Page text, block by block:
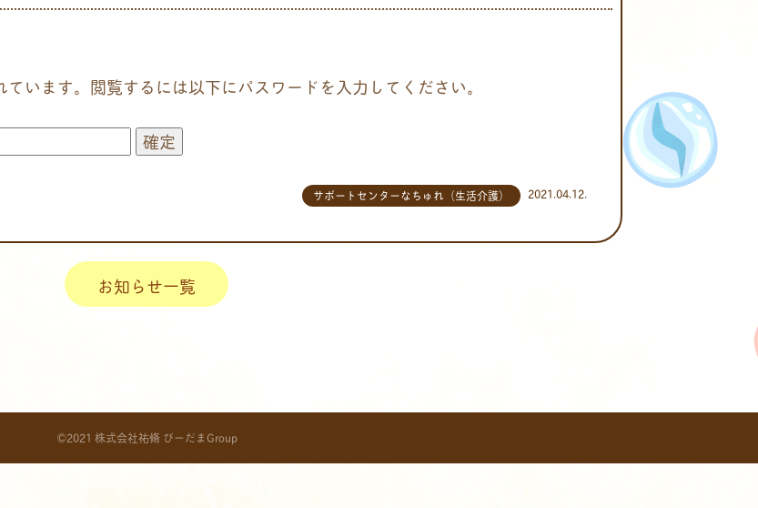
います。閲覧するには以下にパスワードを入力してください。
2021.04.12.
サポートセンターなちゅれ（生活介護）
お知らせ一覧
©2021 株式会社祐脩 びーだまGroup